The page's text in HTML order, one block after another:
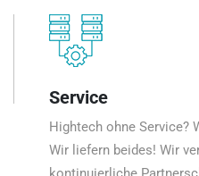
Service
Hightech ohne Service?
Wir liefern beides! Wir